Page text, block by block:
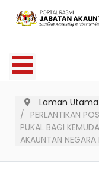
Laman Utama
PERLANTIKAN
PUKAL BAGI
AKAUNTAN